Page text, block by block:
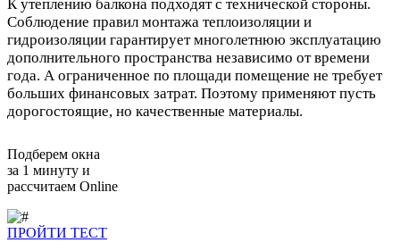
К утеплению балкона подходят с технической стороны.
Соблюдение правил монтажа теплоизоляции и
гидроизоляции гарантирует многолетнюю эксплуатацию
дополнительного пространства независимо от времени
года. А ограниченное по площади помещение не требует
больших финансовых затрат. Поэтому применяют пусть
дорогостоящие, но качественные материалы.
Подберем окна
за 1 минуту и
рассчитаем Online
ПРОЙТИ ТЕСТ